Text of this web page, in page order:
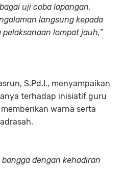
uji coba lapangan,
langsung kepada
lompat jauh,”
S.Pd.I., menyampaikan
terhadap inisiatif guru
warna serta
dengan kehadiran